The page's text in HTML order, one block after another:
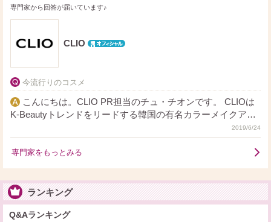
専門家から回答が届いています♪
CLIO
今流行りのコスメ
こんにちは。CLIO PR担当のチュ・チオンです。 CLIOは
K-Beautyトレンドをリードする韓国の有名カラーメイクアッ
プブランドでクッションファンデーション、アイシャドウ、
ハイライターなど、数多くの人気アイテムを保有しておりま
す。私たちCLIO @cosmeページでは公式ブログを通して
◆ "韓国クッションファンデ完璧にマスターする方法！"
https://www.cosme.net/beautist/article/2312967 ◆ “韓国の新し
いK-TREND、Newtro(ニュトロ)って知ってますか？”
2019/6/24
専門家をもっとみる
ランキング
Q&Aランキング